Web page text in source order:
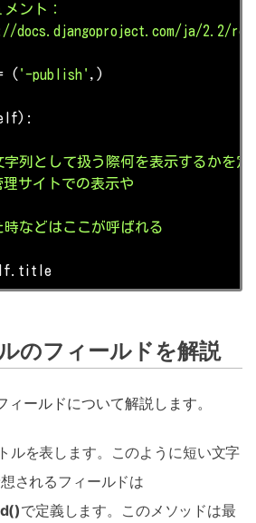
ント：
docs.djangoproject.com/ja/2.2/
(
'-publish'
:
列として扱う際何を表示するかを定
サイトでの表示や
などはここが呼ばれる
のフィールドを解説
ィールドについて解説します。
ルを表します。このように短い文字
されるフィールドは
で定義します。このメソッドは最